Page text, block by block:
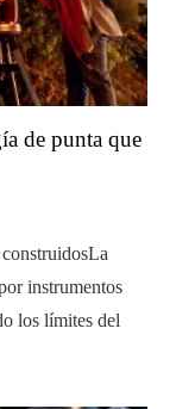
de punta que
instrumentos
los límites del